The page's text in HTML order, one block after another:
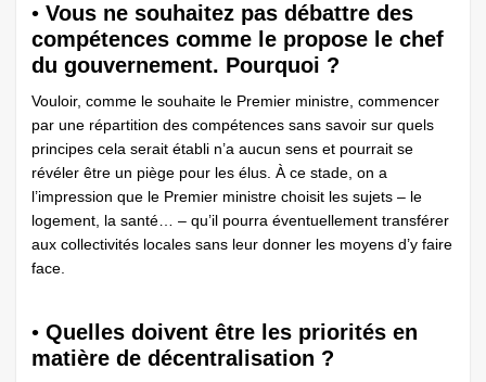
• Vous ne souhaitez pas débattre des
compétences comme le propose le chef
du gouvernement. Pourquoi ?
Vouloir, comme le souhaite le Premier ministre, commencer
par une répartition des compétences sans savoir sur quels
principes cela serait établi n’a aucun sens et pourrait se
révéler être un piège pour les élus. À ce stade, on a
l’impression que le Premier ministre choisit les sujets – le
logement, la santé… – qu’il pourra éventuellement transférer
aux collectivités locales sans leur donner les moyens d’y faire
face.
• Quelles doivent être les priorités en
matière de décentralisation ?